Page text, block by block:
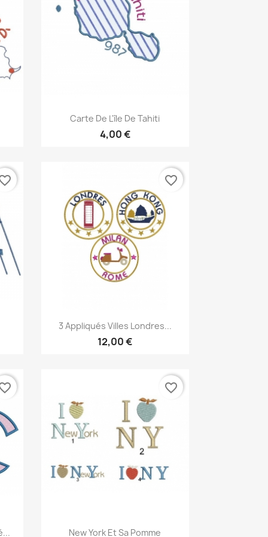
Aperçu rapide
Carte De L'île De Tahiti
4,00 €
Aperçu rapide
3 Appliqués Villes Londres...
12,00 €
favorite_border
Aperçu rapide
New York Et Sa Pomme
favorite_border